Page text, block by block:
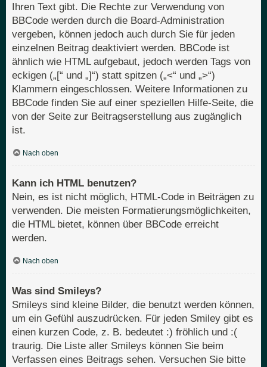
Ihren Text gibt. Die Rechte zur Verwendung von
BBCode werden durch die Board-Administration
vergeben, können jedoch auch durch Sie für jeden
einzelnen Beitrag deaktiviert werden. BBCode ist
ähnlich wie HTML aufgebaut, jedoch werden Tags von
eckigen („[“ und „]“) statt spitzen („<“ und „>“)
Klammern eingeschlossen. Weitere Informationen zu
BBCode finden Sie auf einer speziellen Hilfe-Seite, die
von der Seite zur Beitragserstellung aus zugänglich
ist.
Nach oben
Kann ich HTML benutzen?
Nein, es ist nicht möglich, HTML-Code in Beiträgen zu
verwenden. Die meisten Formatierungsmöglichkeiten,
die HTML bietet, können über BBCode erreicht
werden.
Nach oben
Was sind Smileys?
Smileys sind kleine Bilder, die benutzt werden können,
um ein Gefühl auszudrücken. Für jeden Smiley gibt es
einen kurzen Code, z. B. bedeutet :) fröhlich und :(
traurig. Die Liste aller Smileys können Sie beim
Verfassen eines Beitrags sehen. Versuchen Sie bitte